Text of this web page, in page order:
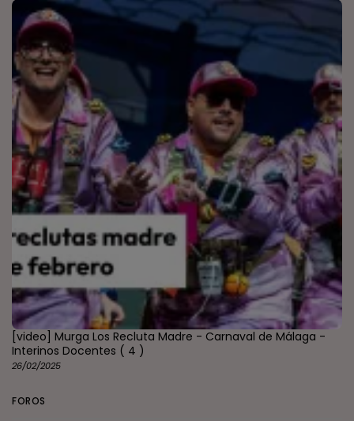
[video] Murga Los Recluta Madre - Carnaval de Málaga -
Interinos Docentes ( 4 )
26/02/2025
FOROS